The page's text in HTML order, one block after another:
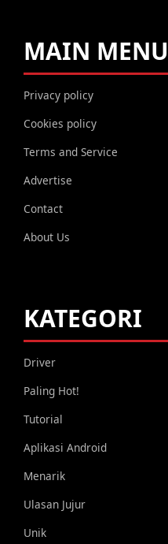
MAIN MENU
Privacy policy
Cookies policy
Terms and Service
Advertise
Contact
About Us
KATEGORI
Driver
Paling Hot!
Tutorial
Aplikasi Android
Menarik
Ulasan Jujur
Unik